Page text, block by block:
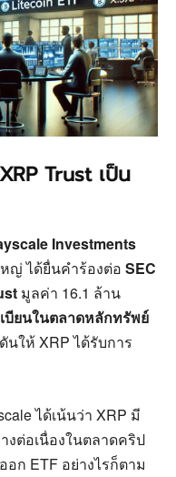
Trust เป็น
Investments
ญ่ ได้ยื่นคำร้องต่อ SEC
มูลค่า 16.1 ล้าน
บียนในตลาดหลักทรัพย์
ให้ XRP ได้รับการ
ได้เน้นว่า XRP มี
ต่อเนื่องในตลาดคริป
ก ETF อย่างไรก็ตาม